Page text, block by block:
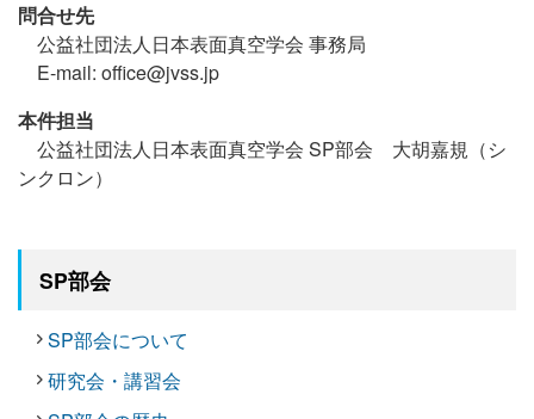
問合せ先
公益社団法人日本表面真空学会 事務局
E-mail: office@jvss.jp
本件担当
公益社団法人日本表面真空学会 SP部会 大胡嘉規（シ
ンクロン）
SP部会
SP部会について
研究会・講習会